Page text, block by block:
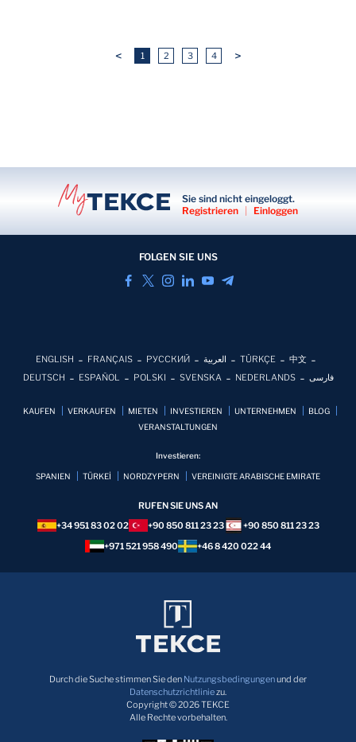
< 1 2 3 4 >
Sie sind nicht eingeloggt.
Registrieren
Einloggen
FOLGEN SIE UNS
ENGLISH FRANÇAIS РУССКИЙ العربية TÜRKÇE
中文
DEUTSCH
ESPAÑOL POLSKI SVENSKA NEDERLANDS فارسی
KAUFEN VERKAUFEN MIETEN INVESTIEREN UNTERNEHMEN
BLOG
VERANSTALTUNGEN
Investieren:
SPANIEN TÜRKEİ NORDZYPERN VEREINIGTE ARABISCHE EMIRATE
RUFEN SIE UNS AN
+34 951 83 02 02
+90 850 811 23 23
+90 850 811 23 23
+971 521 958 490
+46 8 420 022 44
Durch die Suche stimmen Sie den Nutzungsbedingungenund der
Datenschutzrichtliniezu.
Copyright © 2026 TEKCE
Alle Rechte vorbehalten.